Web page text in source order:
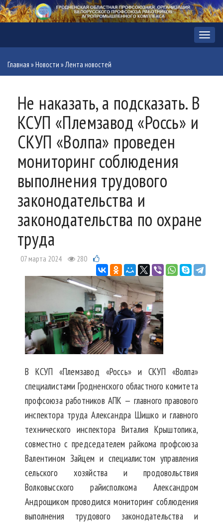
Меню
Главная »Новости »Лента новостей
Не наказать, а подсказать. В
КСУП «Племзавод «Россь» и
СКУП «Волпа» проведен
мониторинг соблюдения
выполнения трудового
законодательства и
законодательства по охране
труда
07 марта 2024 280
В КСУП «Племзавод «Россь» и СКУП «Волпа»
специалистами Гродненского областного комитета
профсоюза работников АПК — главного правового
инспектора труда Александра Шишко и главного
технического инспектора Виталия Крыштопика,
совместно с председателем райкома профсоюза
Валентином Зайцем и специалистом управления
сельского хозяйства и продовольствия
Волковысского райисполкома Александром
Андрощиком проводился мониторинг соблюдения
выполнения трудового законодательства и